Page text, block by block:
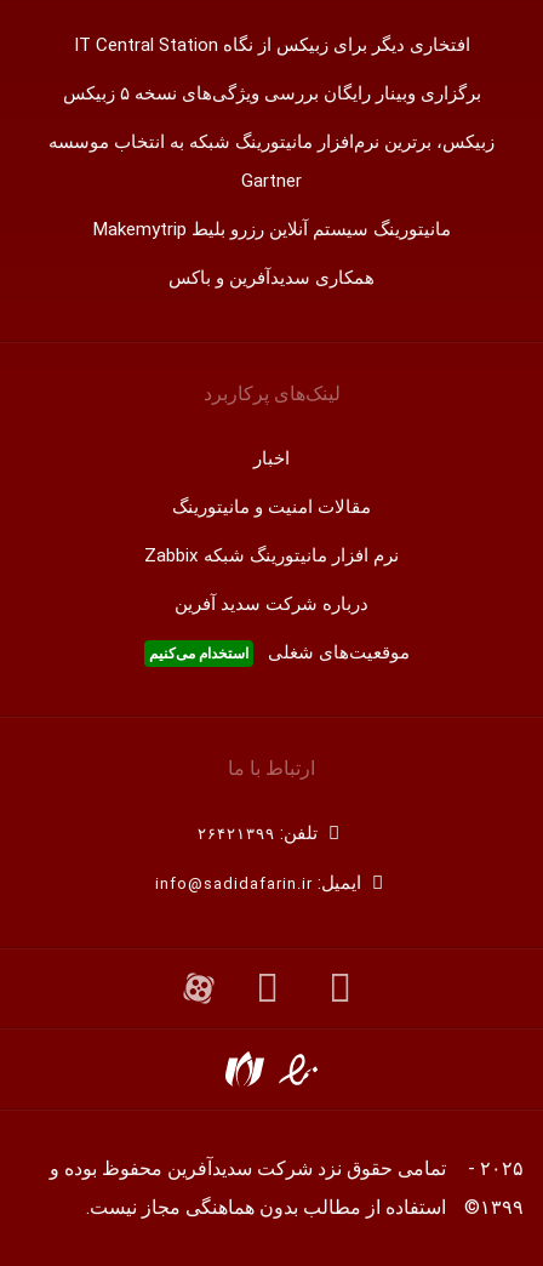
افتخاری دیگر برای زبیکس از نگاه IT Central Station
برگزاری وبینار رایگان بررسی ویژگی‌های نسخه ۵ زبیکس
زبیکس، برترین نرم‌افزار مانیتورینگ شبکه به انتخاب موسسه
Gartner
مانیتورینگ سیستم آنلاین رزرو بلیط Makemytrip
همکاری سدیدآفرین و باکس
لینک‌های پر‌کاربرد
اخبار
مقالات امنیت و مانیتورینگ
نرم افزار مانیتورینگ شبکه Zabbix
درباره شرکت سدید آفرین
موقعیت‌های شغلی استخدام ‌می‌کنیم
ارتباط با ما
تلفن: ۲۶۴۲۱۳۹۹
ایمیل:info@sadidafarin.ir
۲۰۲۵ -
۱۳۹۹©
تمامی حقوق نزد شرکت سدیدآفرین محفوظ بوده و
استفاده از مطالب بدون هماهنگی مجاز نیست.